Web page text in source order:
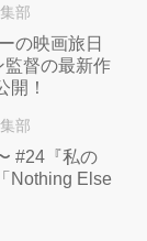
部
の映画旅日
督の最新作
開！
部
#24『私の
Nothing Else